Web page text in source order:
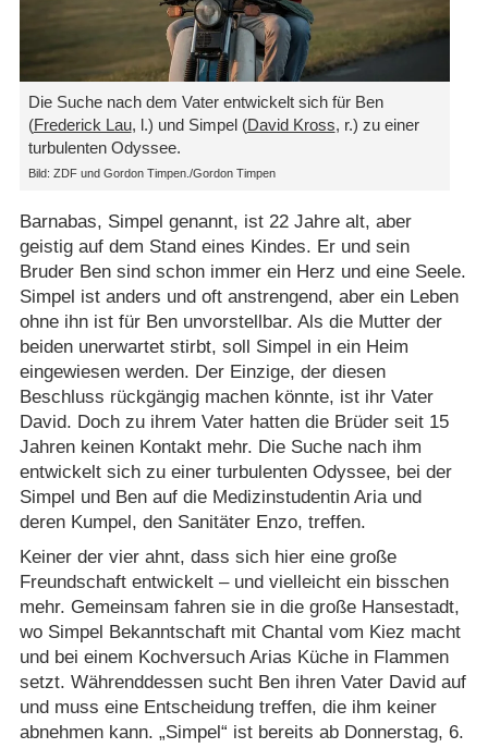
Die Suche nach dem Vater entwickelt sich für Ben
(Frederick Lau, l.) und Simpel (David Kross, r.) zu einer
turbulenten Odyssee.
Bild: ZDF und Gordon Timpen./​Gordon Timpen
Barnabas, Simpel genannt, ist 22 Jahre alt, aber
geistig auf dem Stand eines Kindes. Er und sein
Bruder Ben sind schon immer ein Herz und eine Seele.
Simpel ist anders und oft anstrengend, aber ein Leben
ohne ihn ist für Ben unvorstellbar. Als die Mutter der
beiden unerwartet stirbt, soll Simpel in ein Heim
eingewiesen werden. Der Einzige, der diesen
Beschluss rückgängig machen könnte, ist ihr Vater
David. Doch zu ihrem Vater hatten die Brüder seit 15
Jahren keinen Kontakt mehr. Die Suche nach ihm
entwickelt sich zu einer turbulenten Odyssee, bei der
Simpel und Ben auf die Medizinstudentin Aria und
deren Kumpel, den Sanitäter Enzo, treffen.
Keiner der vier ahnt, dass sich hier eine große
Freundschaft entwickelt – und vielleicht ein bisschen
mehr. Gemeinsam fahren sie in die große Hansestadt,
wo Simpel Bekanntschaft mit Chantal vom Kiez macht
und bei einem Kochversuch Arias Küche in Flammen
setzt. Währenddessen sucht Ben ihren Vater David auf
und muss eine Entscheidung treffen, die ihm keiner
abnehmen kann. „Simpel“ ist bereits ab Donnerstag, 6.